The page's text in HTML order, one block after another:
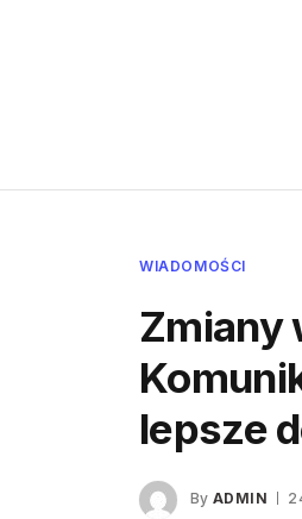
WIADOMOŚCI
Zmiany
lepsze
By ADMIN